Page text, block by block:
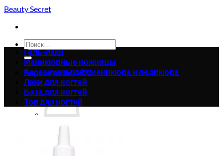
Skip
content
Beauty Secret
Искать:
Корзина /0.00₴0
Корзина пуста.
Вернуться в магазин
Гель-лаки
Маникюрные ножницы
Аксессуары для маникюра и педикюра
Лаки для ногтей
База для ногтей
Топ для ногтей